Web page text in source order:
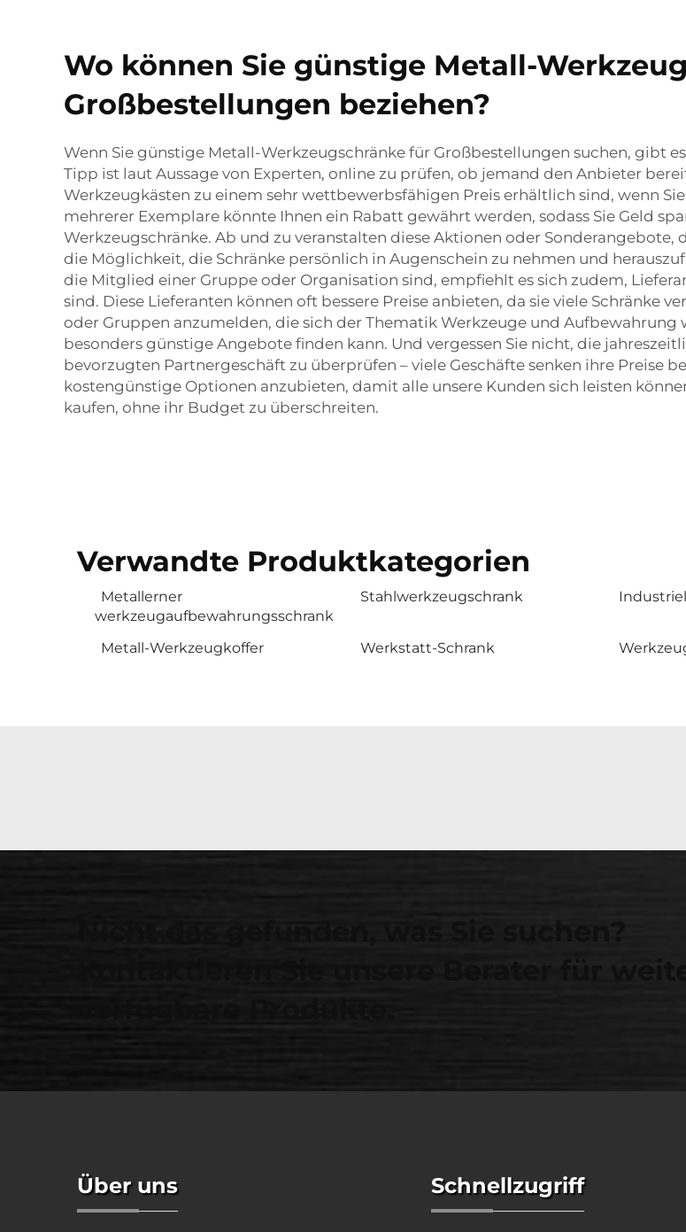
Wo können Sie günstige Metall-
Großbestellungen beziehen?
Wenn Sie günstige Metall-Werkzeugschränke für Großbestellungen suchen, gibt
Tipp ist laut Aussage von Experten, online zu prüfen, ob jemand den Anbieter
Werkzeugkästen zu einem sehr wettbewerbsfähigen Preis erhältlich sind, wenn
mehrerer Exemplare könnte Ihnen ein Rabatt gewährt werden, sodass Sie Geld
Werkzeugschränke. Ab und zu veranstalten diese Aktionen oder Sonderangebote,
die Möglichkeit, die Schränke persönlich in Augenschein zu nehmen und
die Mitglied einer Gruppe oder Organisation sind, empfiehlt es sich zudem,
sind. Diese Lieferanten können oft bessere Preise anbieten, da sie viele Schränke
oder Gruppen anzumelden, die sich der Thematik Werkzeuge und
besonders günstige Angebote finden kann. Und vergessen Sie nicht, die
bevorzugten Partnergeschäft zu überprüfen – viele Geschäfte senken ihre Preise
kostengünstige Optionen anzubieten, damit alle unsere Kunden sich leisten
kaufen, ohne ihr Budget zu überschreiten.
Verwandte Produktkategorien
Metallerner
werkzeugaufbewahrungsschrank
Stahlwerkzeugschrank
Metall-Werkzeugkoffer Werkstatt-Schrank
Über uns Schnellzugriff